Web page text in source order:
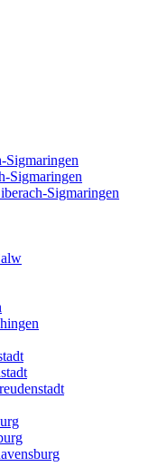
Sigmaringen
Sigmaringen
Sigmaringen